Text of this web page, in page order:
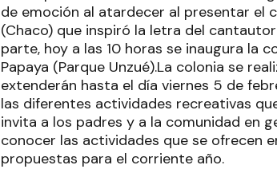
de emoción al atardecer al presentar el
(Chaco) que inspiró la letra del
parte, hoy a las 10 horas se inaugura la
Papaya (Parque Unzué).La colonia se
extenderán hasta el día viernes 5 de
las diferentes actividades recreativas
invita a los padres y a la comunidad en
conocer las actividades que se ofrecen
propuestas para el corriente año.